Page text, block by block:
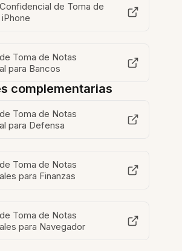
de Toma de
Toma de Notas
para Bancos
complementarias
Toma de Notas
para Defensa
Toma de Notas
para Finanzas
Toma de Notas
para Navegador